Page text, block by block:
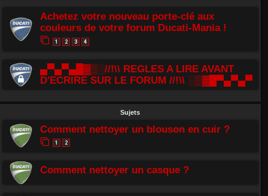
Achetez votre nouveau porte-clé aux
couleurs de votre forum Ducati-Mania !
1 2 3 4
▄▀▄▀▄█▓▒░//!\\ REGLES A LIRE AVANT
D'ECRIRE SUR LE FORUM //!\\ ░▒▓█▀▄▀▄▀
Sujets
Comment nettoyer un blouson en cuir ?
1 2
Comment nettoyer un casque ?